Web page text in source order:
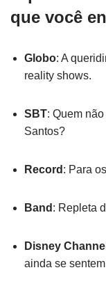
que você
Globo: A
reality shows.
SBT: Quem
Santos?
Record : Para
Band : Repleta
Disney Channel
ainda se